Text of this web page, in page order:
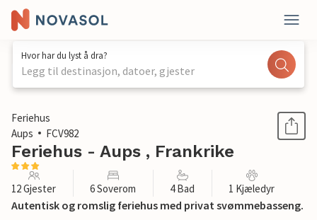
Hvor har du lyst å dra?
Legg til destinasjon, datoer, gjester
1 / 23
Feriehus
Aups
FCV982
Feriehus - Aups , Frankrike
12 Gjester 6 Soverom 4 Bad 1 Kjæledyr
Autentisk og romslig feriehus med privat svømmebasseng.